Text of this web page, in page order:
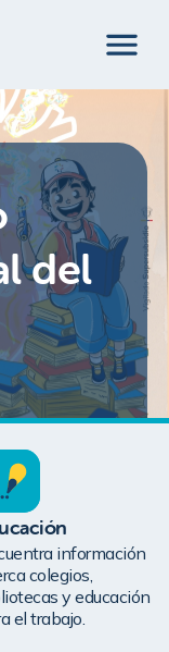
del
información
colegios,
y educación
el trabajo.